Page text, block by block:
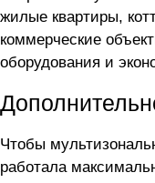
жилые квартиры,
коммерческие
оборудования и
Чтобы
работала